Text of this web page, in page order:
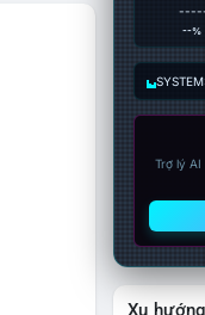
--%
Trợ lý
Xu